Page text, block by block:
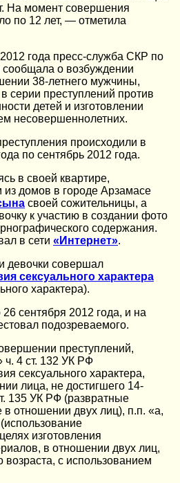
На момент совершения
по 12 лет, — отметила
года пресс-служба СКР по
сообщала о возбуждении
38-летнего мужчины,
серии преступлений против
детей и изготовлении
несовершеннолетних.
происходили в
по сентябрь 2012 года.
в своей квартире,
домов в городе Арзамасе
своей сожительницы, а
к участию в создании фото
содержания.
в сети «Интернет».
девочки совершал
сексуального характера
характера).
сентября 2012 года, и на
подозреваемого.
преступлений,
ч. 4 ст. 132 УК РФ
сексуального характера,
лица, не достигшего 14-
135 УК РФ (развратные
отношении двух лиц), п.п. «а,
изготовления
в отношении двух лиц,
возраста, с использованием